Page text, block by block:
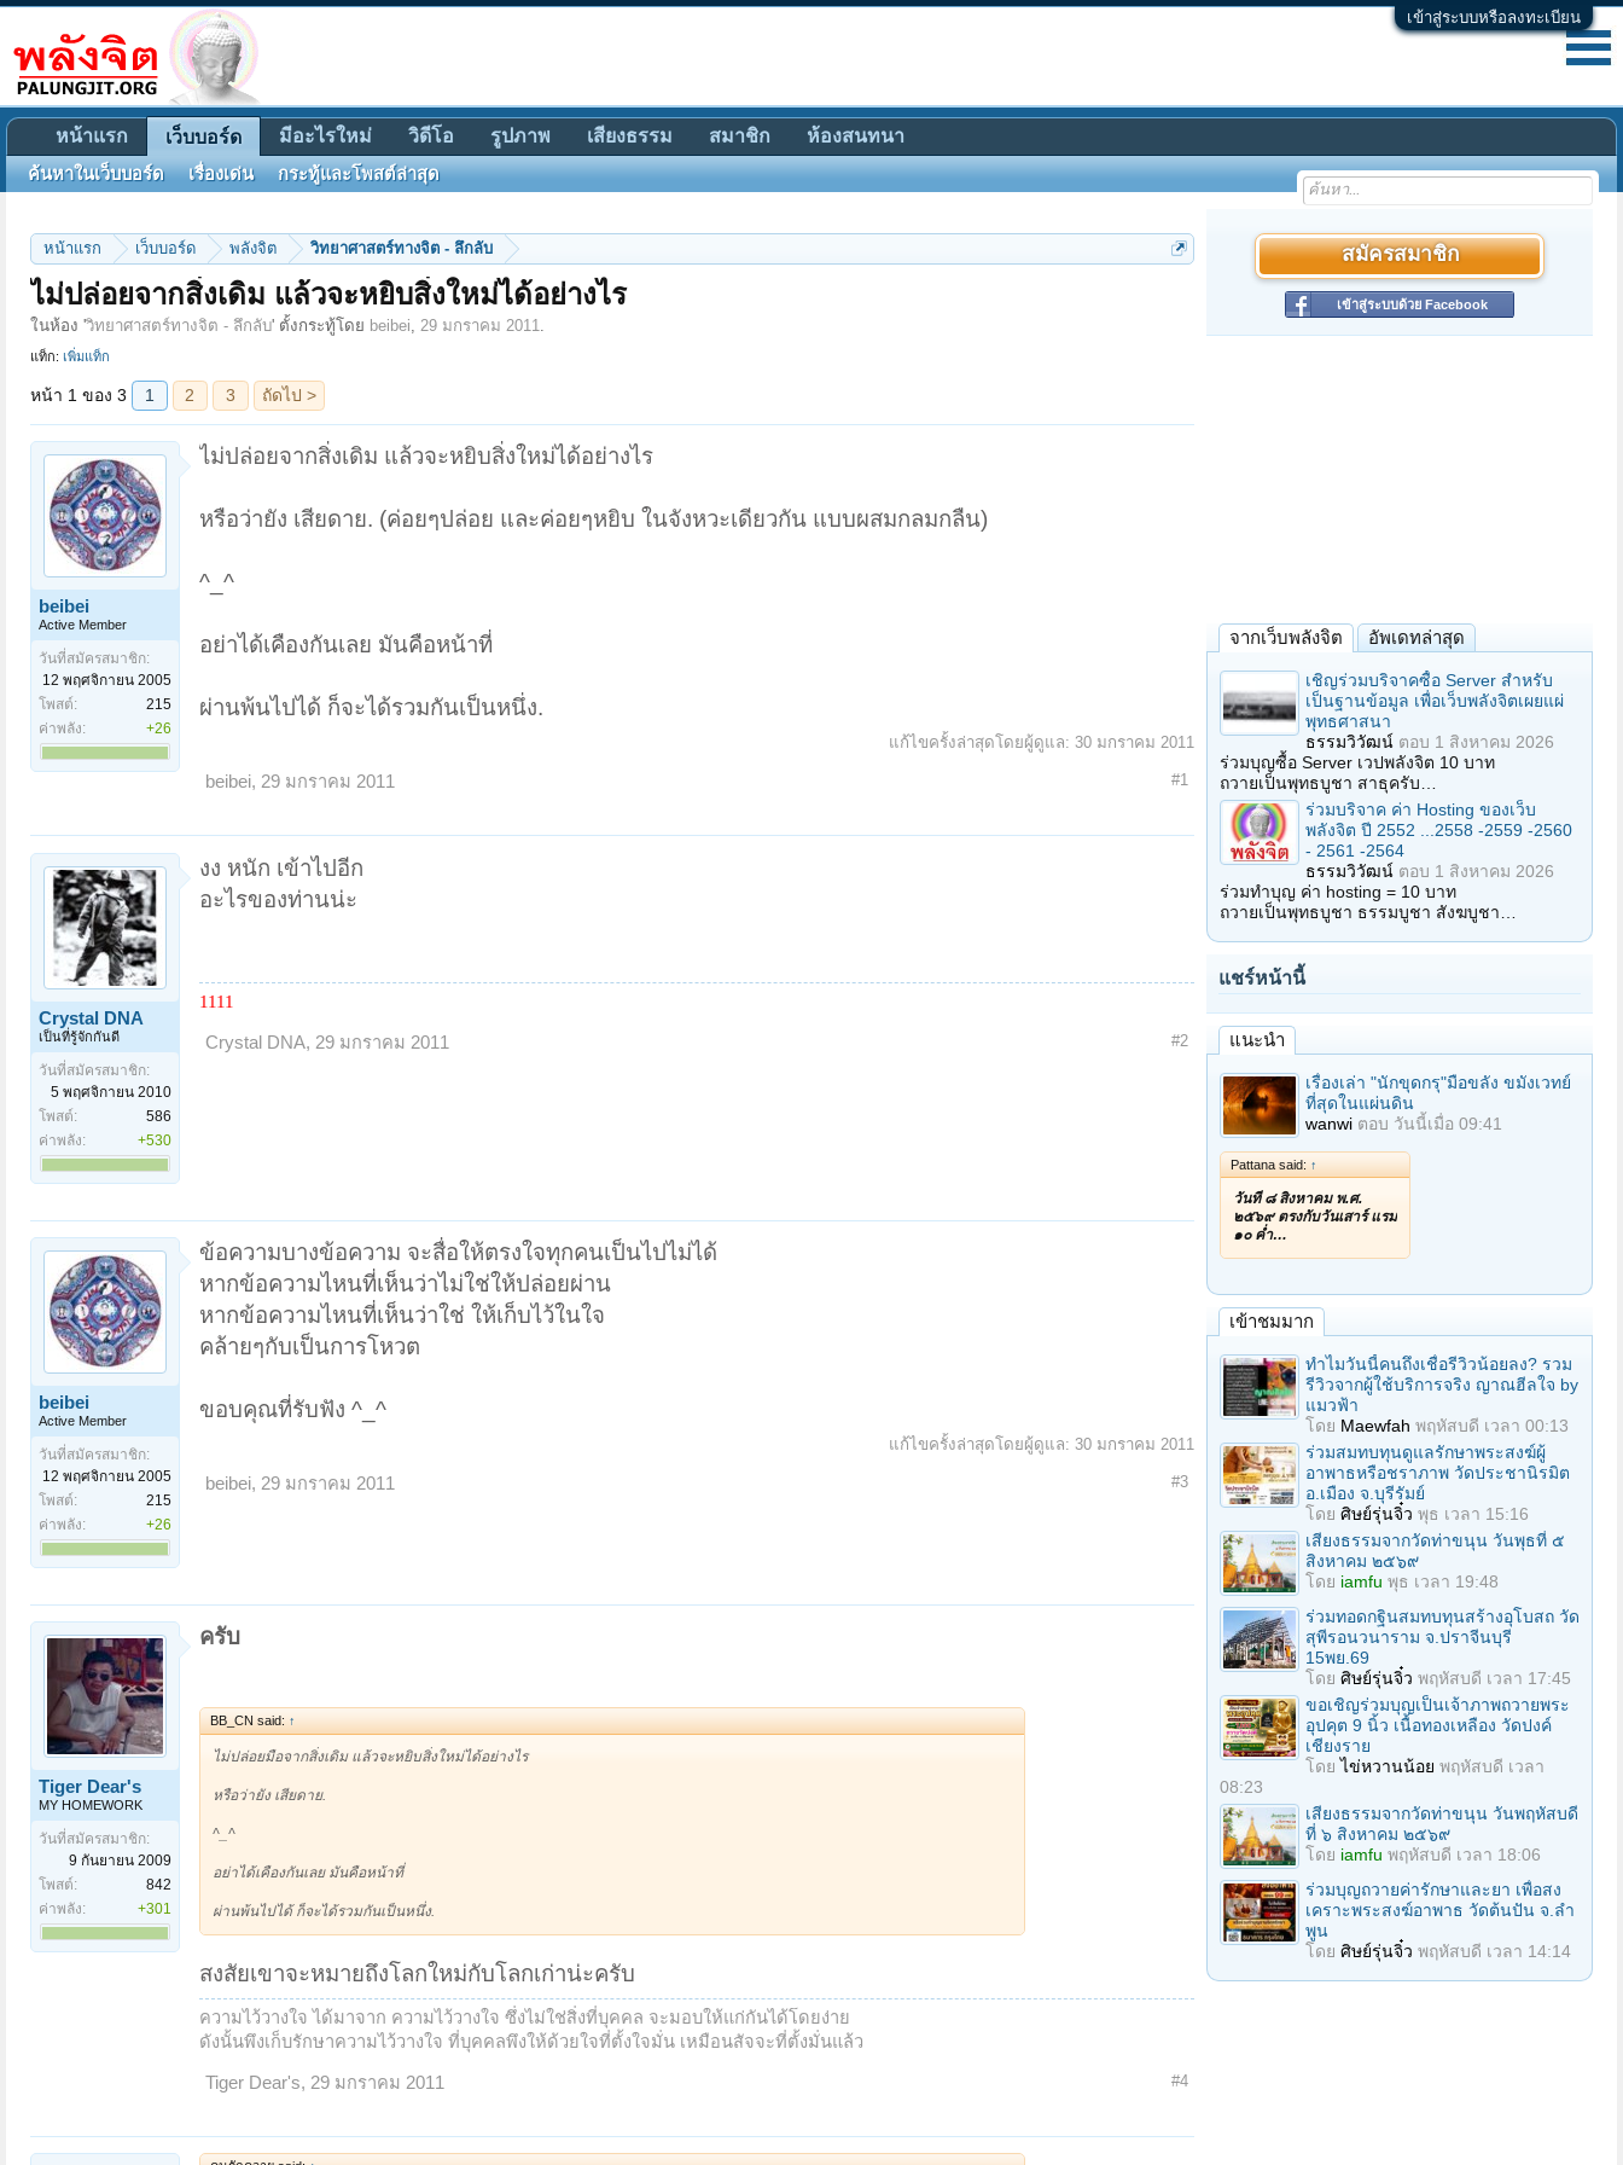
เข้าสู่ระบบหรือลงทะเบียน
หน้าแรก เว็บบอร์ด พลังจิต วิทยาศาสตร์ทางจิต - ลึกลับ
ไม่ปล่อยจากสิ่งเดิม แล้วจะหยิบสิ่งใหม่ได้อย่างไร
ในห้อง 'วิทยาศาสตร์ทางจิต - ลึกลับ' ตั้งกระทู้โดย beibei, 29 มกราคม 2011.
แท็ก: เพิ่มแท็ก
หน้า 1 ของ 3 ถัดไป >
beibei
Active Member
วันที่สมัครสมาชิก:
12 พฤศจิกายน 2005
โพสต์:
215
ค่าพลัง:
+26
ไม่ปล่อยจากสิ่งเดิม แล้วจะหยิบสิ่งใหม่ได้อย่างไร
หรือว่ายัง เสียดาย. (ค่อยๆปล่อย และค่อยๆหยิบ ในจังหวะเดียวกัน แบบผสมกลมกลืน)
^_^
อย่าได้เคืองกันเลย มันคือหน้าที่
ผ่านพ้นไปได้ ก็จะได้รวมกันเป็นหนึ่ง.
แก้ไขครั้งล่าสุดโดยผู้ดูแล: 30 มกราคม 2011
beibei, 29 มกราคม 2011 #1
Crystal DNA
เป็นที่รู้จักกันดี
วันที่สมัครสมาชิก:
5 พฤศจิกายน 2010
โพสต์:
586
ค่าพลัง:
+530
งง หนัก เข้าไปอีก
อะไรของท่านน่ะ
1111
Crystal DNA, 29 มกราคม 2011 #2
beibei
Active Member
วันที่สมัครสมาชิก:
12 พฤศจิกายน 2005
โพสต์:
215
ค่าพลัง:
+26
ข้อความบางข้อความ จะสื่อให้ตรงใจทุกคนเป็นไปไม่ได้
หากข้อความไหนที่เห็นว่าไม่ใช่ให้ปล่อยผ่าน
หากข้อความไหนที่เห็นว่าใช่ ให้เก็บไว้ในใจ
คล้ายๆกับเป็นการโหวต
ขอบคุณที่รับฟัง ^_^
แก้ไขครั้งล่าสุดโดยผู้ดูแล: 30 มกราคม 2011
beibei, 29 มกราคม 2011 #3
Tiger Dear's
MY HOMEWORK
วันที่สมัครสมาชิก:
9 กันยายน 2009
โพสต์:
842
ค่าพลัง:
+301
ครับ
BB_CN said: ↑
ไม่ปล่อยมือจากสิ่งเดิม แล้วจะหยิบสิ่งใหม่ได้อย่างไร
หรือว่ายัง เสียดาย.
^_^
อย่าได้เคืองกันเลย มันคือหน้าที่
ผ่านพ้นไปได้ ก็จะได้รวมกันเป็นหนึ่ง.
สงสัยเขาจะหมายถึงโลกใหม่กับโลกเก่าน่ะครับ
ความไว้วางใจ ได้มาจาก ความไว้วางใจ ซึ่งไม่ใช่สิ่งที่บุคคล จะมอบให้แก่กันได้โดยง่าย
ดังนั้นพึงเก็บรักษาความไว้วางใจ ที่บุคคลพึงให้ด้วยใจที่ตั้งใจมั่น เหมือนสัจจะที่ตั้งมั่นแล้ว
Tiger Dear's, 29 มกราคม 2011 #4
สมัครสมาชิก
เข้าสู่ระบบด้วย Facebook
จากเว็บพลังจิต อัพเดทล่าสุด
เชิญร่วมบริจาคซื้อ Server สำหรับ
เป็นฐานข้อมูล เพื่อเว็บพลังจิตเผยแผ่
พุทธศาสนา
ธรรมวิวัฒน์ ตอบ 1 สิงหาคม 2026
ร่วมบุญซื้อ Server เวปพลังจิต 10 บาท
ถวายเป็นพุทธบูชา สาธุครับ…
ร่วมบริจาค ค่า Hosting ของเว็บ
พลังจิต ปี 2552 ...2558 -2559 -2560
- 2561 -2564
ธรรมวิวัฒน์ ตอบ 1 สิงหาคม 2026
ร่วมทำบุญ ค่า hosting = 10 บาท
ถวายเป็นพุทธบูชา ธรรมบูชา สังฆบูชา…
แชร์หน้านี้
แนะนำ
เรื่องเล่า "นักขุดกรุ"มือขลัง ขมังเวทย์
ที่สุดในแผ่นดิน
wanwi ตอบ วันนี้เมื่อ 09:41
Pattana said: ↑
วันที่ ๘ สิงหาคม พ.ศ.
๒๕๖๙ ตรงกับวันเสาร์ แรม
๑๐ ค่ำ…
เข้าชมมาก
ทำไมวันนี้คนถึงเชื่อรีวิวน้อยลง? รวม
รีวิวจากผู้ใช้บริการจริง ญาณฮีลใจ by
แมวฟ้า
โดย Maewfah พฤหัสบดี เวลา 00:13
ร่วมสมทบทุนดูแลรักษาพระสงฆ์ผู้
อาพาธหรือชราภาพ วัดประชานิรมิต
อ.เมือง จ.บุรีรัมย์
โดย ศิษย์รุ่นจิ๋ว พุธ เวลา 15:16
เสียงธรรมจากวัดท่าขนุน วันพุธที่ ๕
สิงหาคม ๒๕๖๙
โดย iamfu พุธ เวลา 19:48
ร่วมทอดกฐินสมทบทุนสร้างอุโบสถ วัด
สุพีรอนวนาราม จ.ปราจีนบุรี
15พย.69
โดย ศิษย์รุ่นจิ๋ว พฤหัสบดี เวลา 17:45
ขอเชิญร่วมบุญเป็นเจ้าภาพถวายพระ
อุปคุต 9 นิ้ว เนื้อทองเหลือง วัดปงค์
เชียงราย
โดยไข่หวานน้อย พฤหัสบดี เวลา
08:23
เสียงธรรมจากวัดท่าขนุน วันพฤหัสบดี
ที่ ๖ สิงหาคม ๒๕๖๙
โดย iamfu พฤหัสบดี เวลา 18:06
ร่วมบุญถวายค่ารักษาและยา เพื่อสง
เคราะพระสงฆ์อาพาธ วัดต้นปัน จ.ลํา
พูน
โดย ศิษย์รุ่นจิ๋ว พฤหัสบดี เวลา 14:14
หน้าแรก เว็บบอร์ด
ค้นหาในเว็บบอร์ด เรื่องเด่น กระทู้และโพสต์ล่าสุด
มีอะไรใหม่ วิดีโอ รูปภาพ เสียงธรรม สมาชิก ห้องสนทนา